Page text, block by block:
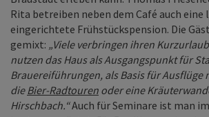
Rita betreiben neben dem Café auch eine
eingerichtete Frühstückspension. Die
gemixt: „Viele verbringen ihren
nutzen das Haus als Ausgangspunkt für
Brauereiführungen, als Basis für Ausflüge
dieBier-Radtouren oder eine
Hirschbach.“Auch für Seminare ist man